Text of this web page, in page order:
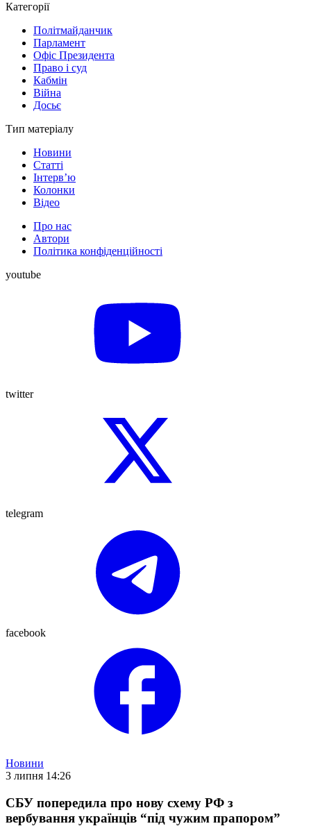
Категорії
Політмайданчик
Парламент
Офіс Президента
Право і суд
Кабмін
Війна
Досьє
Тип матеріалу
Новини
Статті
Інтерв’ю
Колонки
Відео
Про нас
Автори
Політика конфіденційності
youtube
twitter
telegram
facebook
Новини
3 липня 14:26
СБУ попередила про нову схему РФ з
вербування українців “під чужим прапором”